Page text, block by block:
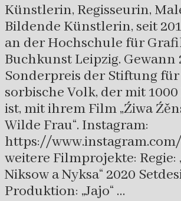
Künstlerin, Regisseurin,
Bildende Künstlerin, seit
an der Hochschule für
Buchkunst Leipzig. Gewann
Sonderpreis der Stiftung für
sorbische Volk, der mit
ist, mit ihrem Film „Źiwa
Wilde Frau“. Instagram:
https://
weitere Filmprojekte: Regie:
Niksow a Nyksa“ 2020
Produktion: „Jajo“ …